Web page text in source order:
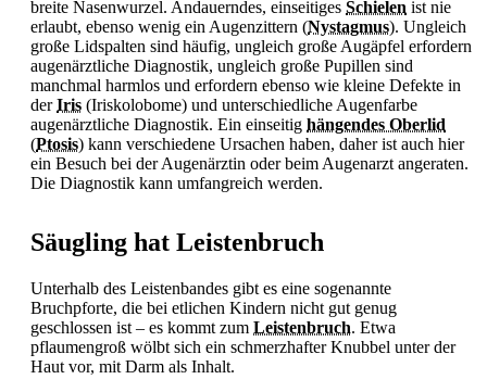
breite Nasenwurzel. Andauerndes, einseitiges Schielen ist nie
erlaubt, ebenso wenig ein Augenzittern (Nystagmus). Ungleich
große Lidspalten sind häufig, ungleich große Augäpfel erfordern
augenärztliche Diagnostik, ungleich große Pupillen sind
manchmal harmlos und erfordern ebenso wie kleine Defekte in
derIris (Iriskolobome) und unterschiedliche Augenfarbe
augenärztliche Diagnostik. Ein einseitig hängendes Oberlid
(Ptosis) kann verschiedene Ursachen haben, daher ist auch hier
ein Besuch bei der Augenärztin oder beim Augenarzt angeraten.
Die Diagnostik kann umfangreich werden.
Säugling hat Leistenbruch
Unterhalb des Leistenbandes gibt es eine sogenannte
Bruchpforte, die bei etlichen Kindern nicht gut genug
geschlossen ist – es kommt zum Leistenbruch. Etwa
pflaumengroß wölbt sich ein schmerzhafter Knubbel unter der
Haut vor, mit Darm als Inhalt.